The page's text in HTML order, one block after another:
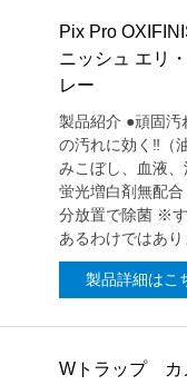
Pix Pro
ニッシュ エリ
レー
製品紹介 ●頑固汚
の汚れに効く‼（
みこぼし、血液、
蛍光増白剤無配
分放置で除菌 ※
あるわけではあ
製品詳細はこ
Wトラップ カ